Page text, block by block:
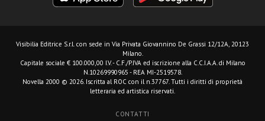
Visibilia Editrice S.r.l. con sede in Via Privata Giovannino De Grassi 12/12A, 20123
Milano.
Capitale sociale € 100.000,00 I.V. - C.F./P.IVA ed iscrizione alla C.C.I.A.A. di Milano
N.10269990965 - REA MI-2519578.
Novella 2000 © 2026. Iscritta al ROC con il n.37767. Tutti i diritti di proprietà
letteraria ed artistica riservati.
CONTATTI